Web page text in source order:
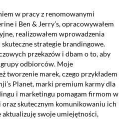
w pracy z renomowanymi
i Ben & Jerry’s, opracowywałem
realizowałem wprowadzenia
strategie brandingowe.
przekazów i dbam o to, aby
odbiorców. Moje
tworzenie marek, czego przykładem
Planet, marki premium karmy dla
i marketingu pomagam firmom w
skutecznym komunikowaniu ich
swoje umiejętności,